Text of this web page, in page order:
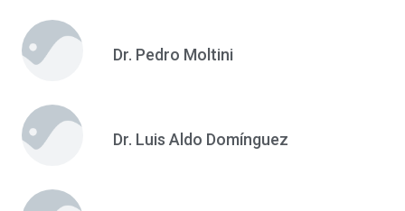
Dr. Pedro Moltini
Dr. Luis Aldo Domínguez